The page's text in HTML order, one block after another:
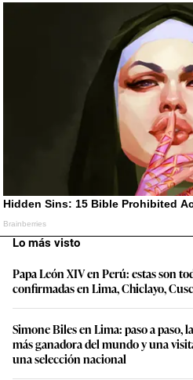
Lo más visto
Papa León XIV en Perú: estas son
confirmadas en Lima, Chiclayo,
Simone Biles en Lima: paso a paso,
más ganadora del mundo y una
una selección nacional